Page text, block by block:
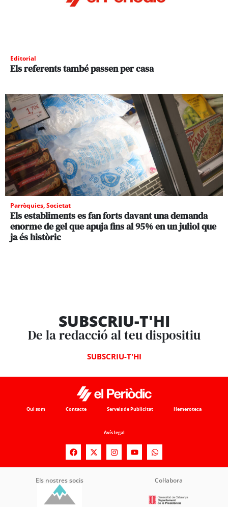
Editorial
Els referents també passen per casa
Parròquies,Societat
Els establiments es fan forts davant una demanda
enorme de gel que apuja fins al 95% en un juliol que
ja és històric
SUBSCRIU-T'HI
De la redacció al teu dispositiu
SUBSCRIU-T'HI
Qui som Contacte Serveis de Publicitat Hemeroteca
Avís legal
Els nostres socis Col·labora